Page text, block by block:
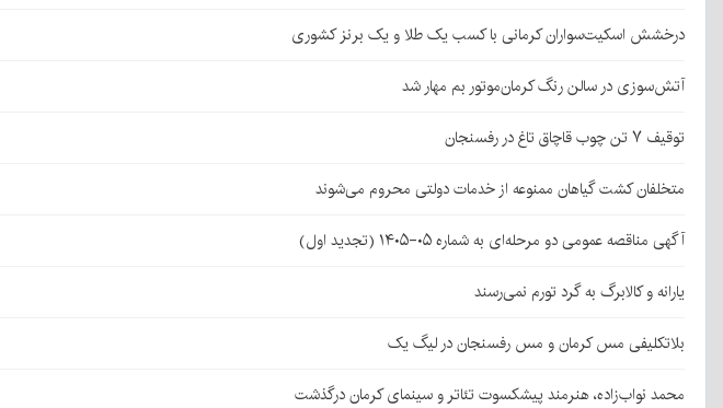
درخشش اسکیت‌سواران کرمانی با کسب یک طلا و یک برنز کشوری
آتش‌سوزی در سالن رنگ کرمان‌موتور بم مهار شد
توقیف ۷ تن چوب قاچاق تاغ در رفسنجان
متخلفان کشت گیاهان ممنوعه از خدمات دولتی محروم می‌شوند
آگهی مناقصه عمومی دو مرحله‌ای به شماره ۰۵-۱۴۰۵ (تجدید اول)
یارانه و کالابرگ به گرد تورم نمی‌رسند
بلاتکلیفی مس کرمان و مس رفسنجان در لیگ یک
محمد نواب‌زاده، هنرمند پیشکسوت تئاتر و سینمای کرمان درگذشت